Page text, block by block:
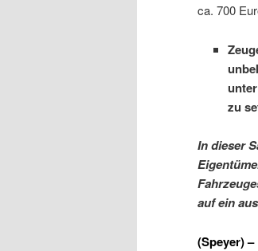
ca. 700
zu
In dieser
auf ein
(Speyer)